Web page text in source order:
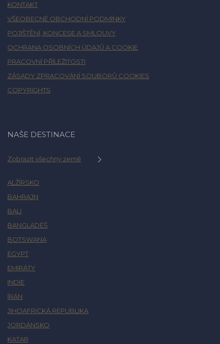
KONTAKT
VŠEOBECNÉ OBCHODNÍ PODMÍNKY
POJIŠTĚNÍ, KONCESE A SMLOUVY
OCHRANA OSOBNÍCH ÚDAJŮ A COOKIE
PRACOVNÍ PŘÍLEŽITOSTI
ZÁSADY ZPRACOVÁNÍ SOUBORŮ COOKIES
COPYRIGHTS
NAŠE DESTINACE
Zobrazit všechny země
ALŽÍRSKO
BAHRAJN
BALI
BANGLADÉŠ
BOTSWANA
EGYPT
EMIRÁTY
INDIE
ÍRÁN
JIHOAFRICKÁ REPUBLIKA
JORDÁNSKO
KATAR